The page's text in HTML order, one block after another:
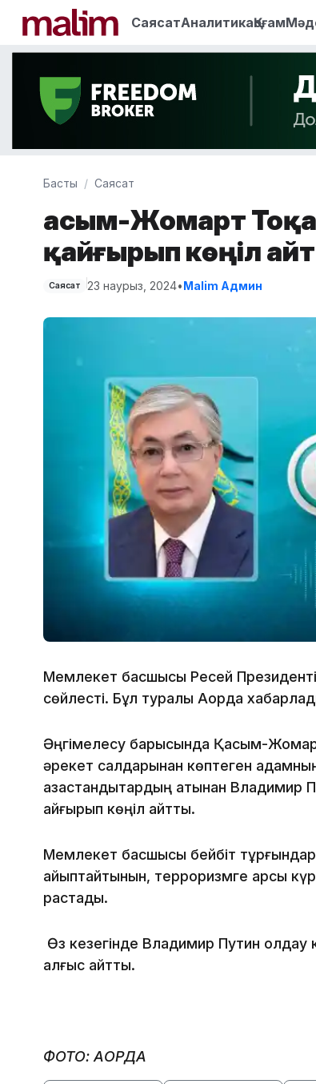
СаясатАналитикаҚоғам
Басты Саясат
Қасым-Жомарт
қайғырып көңіл
Саясат 23 наурыз, 2024•Malim Админ
Мемлекет басшысы Ресей
сөйлесті. Бұл туралы Ақорда
Әңгімелесу барысында Қасым-
әрекет салдарынан көптеген
қазақстандықтардың атынан
қайғырып көңіл айтты.
Мемлекет басшысы бейбіт
айыптайтынын, терроризмге қарсы
растады.
Өз кезегінде Владимир Путин қолдау
алғыс айтты.
ФОТО: АҚОРДА